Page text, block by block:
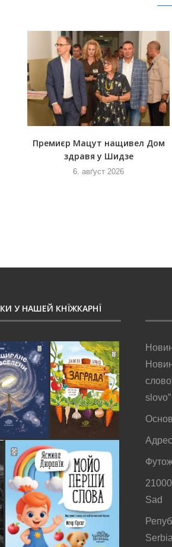
Премиєр Мацут нащивел Дом
здравя у Шидзе
6. авґуст 2026
У НАШЕЙ КНЇЖКАРНЇ
slovo”
Sad
Serbia